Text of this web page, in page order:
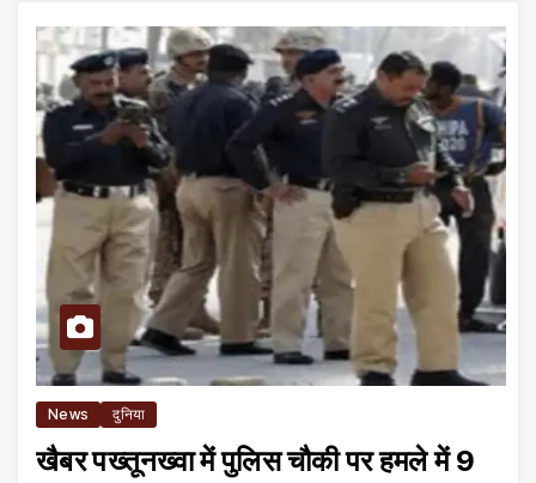
News दुनिया
खैबर पख्तूनख्वा में पुलिस चौकी पर हमले में 9